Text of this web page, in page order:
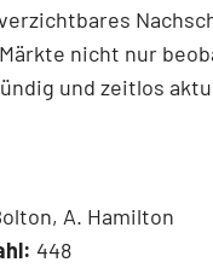
nicht nur
und zeitlos
A. Hamilton
448